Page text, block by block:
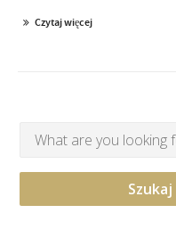
Czytaj więcej